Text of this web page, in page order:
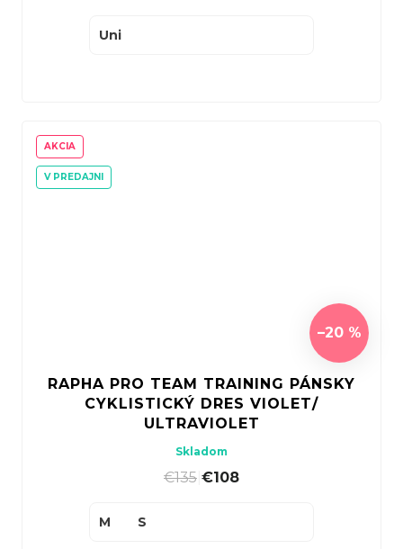
Uni
AKCIA
V PREDAJNI
–20 %
RAPHA PRO TEAM TRAINING PÁNSKY
CYKLISTICKÝ DRES VIOLET/
ULTRAVIOLET
Skladom
€135 €108
M S